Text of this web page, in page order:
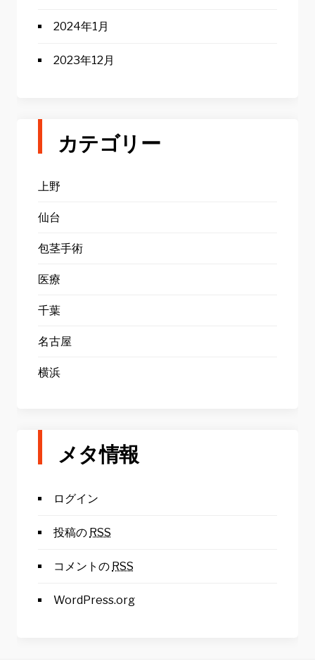
2024年1月
2023年12月
カテゴリー
上野
仙台
包茎手術
医療
千葉
名古屋
横浜
メタ情報
ログイン
投稿の RSS
コメントの RSS
WordPress.org